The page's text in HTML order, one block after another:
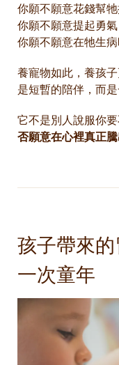
你願不願意花錢幫
你願不願意提起勇
你願不願意在牠生
養寵物如此，養孩
是短暫的陪伴，而
它不是別人說服你
否願意在心裡真正
孩子帶來
一次童年